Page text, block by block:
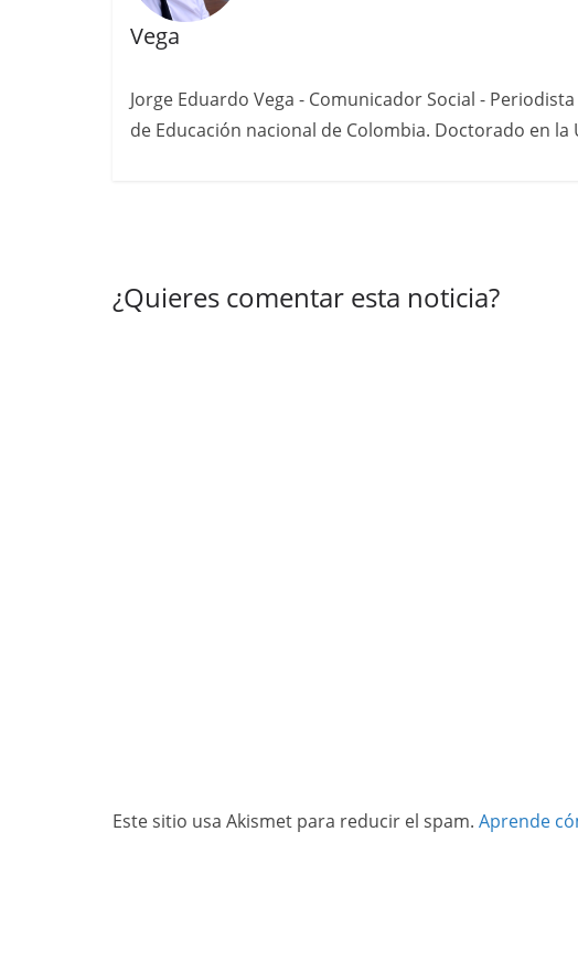
Vega
Jorge Eduardo Vega - Comunicador Social -
de Educación nacional de Colombia. Doctorado en
¿Quieres comentar esta noticia?
Este sitio usa Akismet para reducir el spam. Aprende